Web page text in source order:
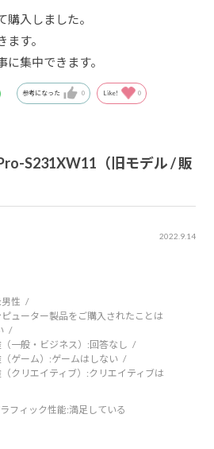
入しました。
す。
集中できます。
参考になった 0 Like! 0
S231XW11（旧モデル / 販
2022.9.14
男性
ューター製品をご購入されたことは
一般・ビジネス）: 回答なし
ゲーム）:ゲームはしない
クリエイティブ）:クリエイティブは
フィック性能:満足している